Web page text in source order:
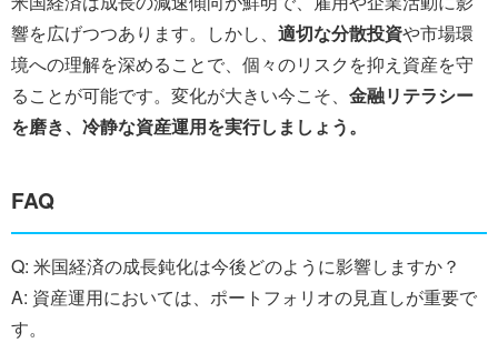
響を広げつつあります。しかし、 適切な分散投資や市場環
境への理解を深めることで、個々のリスクを抑え資産を守
ることが可能です。変化が大きい今こそ、 金融リテラシー
を磨き、冷静な資産運用を実行しましょう。
FAQ
Q: 米国経済の成長鈍化は今後どのように影響しますか？
A: 資産運用においては、ポートフォリオの見直しが重要で
す。